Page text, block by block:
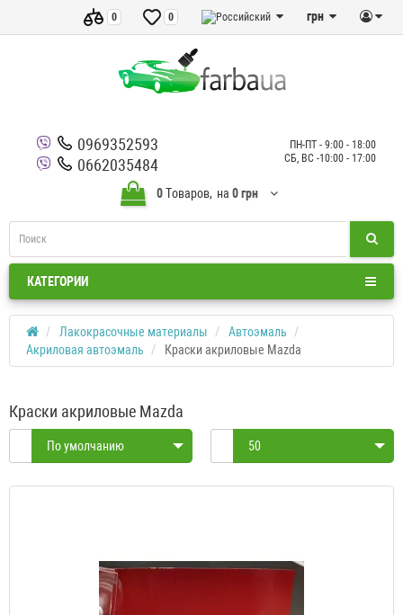
грн
0
0
0969352593
0662035484
ПН-ПТ - 9:00 - 18:00
СБ, ВС -10:00 - 17:00
0Tоваров, на 0 грн
КАТЕГОРИИ
Лакокрасочные материалы
Автоэмаль
Акриловая автоэмаль
Краски акриловые Mazda
Краски акриловые Mazda
По умолчанию 50